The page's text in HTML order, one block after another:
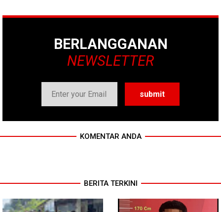
BERLANGGANAN
NEWSLETTER
KOMENTAR ANDA
BERITA TERKINI